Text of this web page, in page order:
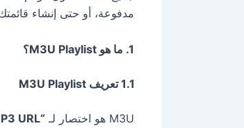
مدفوعة، أو حتى إنشاء
1. ما هو M3U Playlist؟
1.1 تعريف M3U Playlist
M3U هو اختصار لـ “MP3 URL”